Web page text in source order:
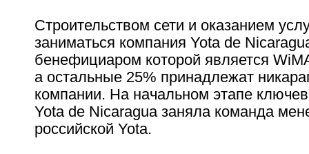
Строительством сети и оказанием
заниматься компания Yota de
бенефициаром которой является
а остальные 25% принадлежат
компании. На начальном этапе
Yota de Nicaragua заняла команда
российской Yota.